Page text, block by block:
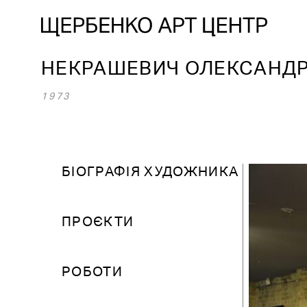
НЕКРАШЕВИЧ
1973
БІОГРАФІЯ ХУДОЖНИКА
ПРОЄКТИ
РОБОТИ